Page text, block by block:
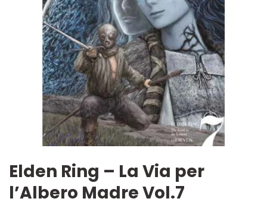
Elden Ring – La Via per
l’Albero Madre Vol.7